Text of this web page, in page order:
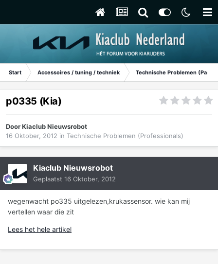
Start Accessoires / tuning / techniek Technische Problemen
p0335 (Kia)
DoorKiaclub Nieuwsrobot
16 Oktober, 2012 in Technische Problemen (Professionals)
Kiaclub Nieuwsrobot
Geplaatst 16 Oktober, 2012
wegenwacht po335 uitgelezen,krukassensor. wie kan mij
vertellen waar die zit
Lees het hele artikel